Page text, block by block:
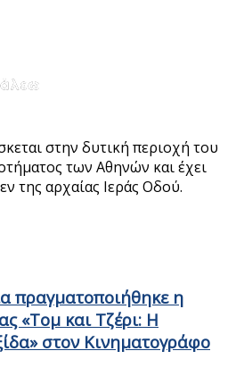
στην δυτική περιοχή του
των Αθηνών και έχει
της αρχαίας Ιεράς Οδού.
πραγματοποιήθηκε η
«Τομ και Τζέρι: Η
στον Κινηματογράφο